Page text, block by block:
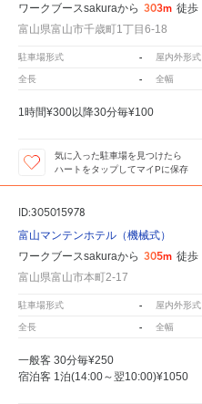
ワークブースsakuraから 303m 徒歩
富山県富山市千歳町1丁目6-18
駐車場形式 - 屋内外形式
全長 - 全幅
1時間¥300以降30分毎¥100
気に入った駐車場を見つけたら
ハートをタップしてマイPに保存
ID:305015978
富山マンテンホテル（機械式）
ワークブースsakuraから 305m 徒歩
富山県富山市本町2-17
駐車場形式 - 屋内外形式
全長 - 全幅
一般客 30分毎¥250
宿泊客 1泊(14:00～翌10:00)¥1050